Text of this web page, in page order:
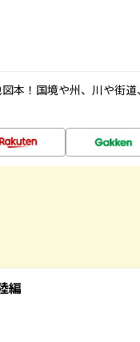
本！国境や州、川や街
編